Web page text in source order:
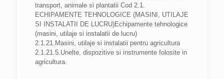
transport, animale si plantatii Cod 2.1.
ECHIPAMENTE TEHNOLOGICE (MASINI, UTILAJE
SI INSTALATII DE LUCRU)Echipamente tehnologice
(masini, utilaje si instalatii de lucru)
2.1.21.Masini, utilaje si instalatii pentru agricultura
2.1.21.5.Unelte, dispozitive si instrumente folosite in
agricultura.